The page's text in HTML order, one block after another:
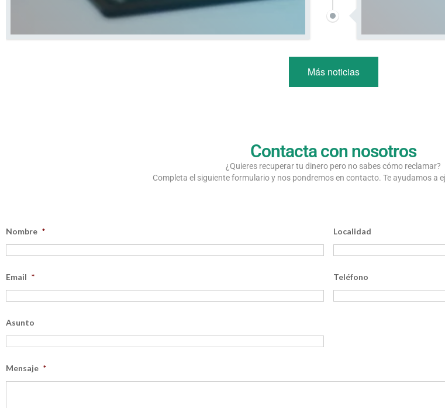
Más noticias
Contacta con nosotros
¿Quieres recuperar tu dinero pero no sabes cómo reclamar?
Completa el siguiente formulario y nos pondremos en contacto. Te ayudamos a
Nombre * Localidad
Email * Teléfono
Asunto
Mensaje *